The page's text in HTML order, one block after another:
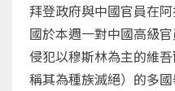
拜登政府與中國官員在
國於本週一對中國高級
侵犯以穆斯林為主的維
稱其為種族滅絕）的多